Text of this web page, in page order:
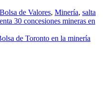
Bolsa de Valores, Minería, salta
30 concesiones mineras en
de Toronto en la minería